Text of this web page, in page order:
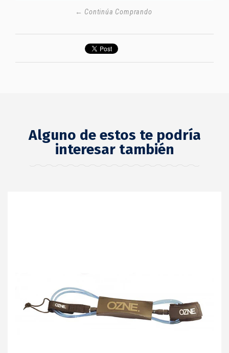
← Continúa Comprando
Alguno de estos te podría
interesar también